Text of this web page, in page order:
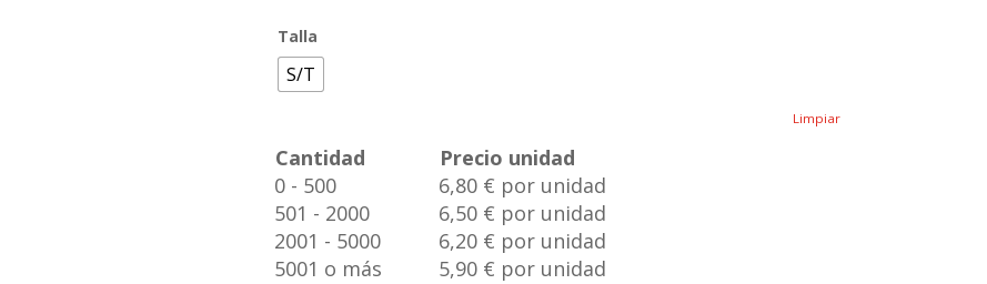
Talla
S/T
Limpiar
Cantidad
Precio unidad
0 - 500
6,80 € por unidad
501 - 2000
6,50 € por unidad
2001 - 5000
6,20 € por unidad
5001 o más
5,90 € por unidad